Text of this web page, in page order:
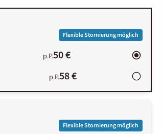
Flexible Stornierung möglich
p.P.50 €
p.P.58 €
Flexible Stornierung möglich